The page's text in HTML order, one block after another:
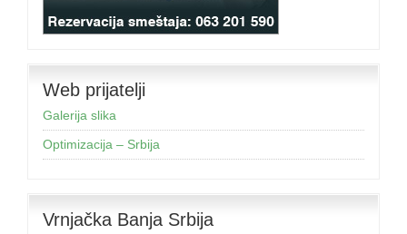
Web prijatelji
Galerija slika
Optimizacija – Srbija
Vrnjačka Banja Srbija